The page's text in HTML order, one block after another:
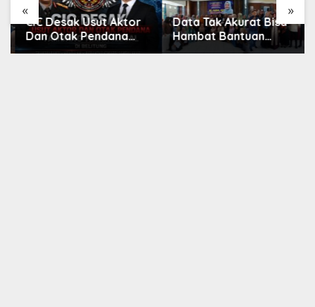
« »
CIC Desak Usut Aktor
Dan Otak Pendana
Tambang Timah Ilegal
Data Tak Akurat Bisa
Hambat Bantuan
Tepat Sasaran, Hj. Aida